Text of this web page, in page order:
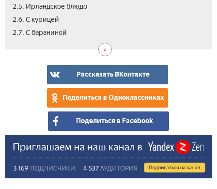
2.5. Ирландское блюдо
2.6. С курицей
2.7. С бараниной
Рассказать ВКонтакте
Поделиться в Одноклассниках
Поделиться в Facebook